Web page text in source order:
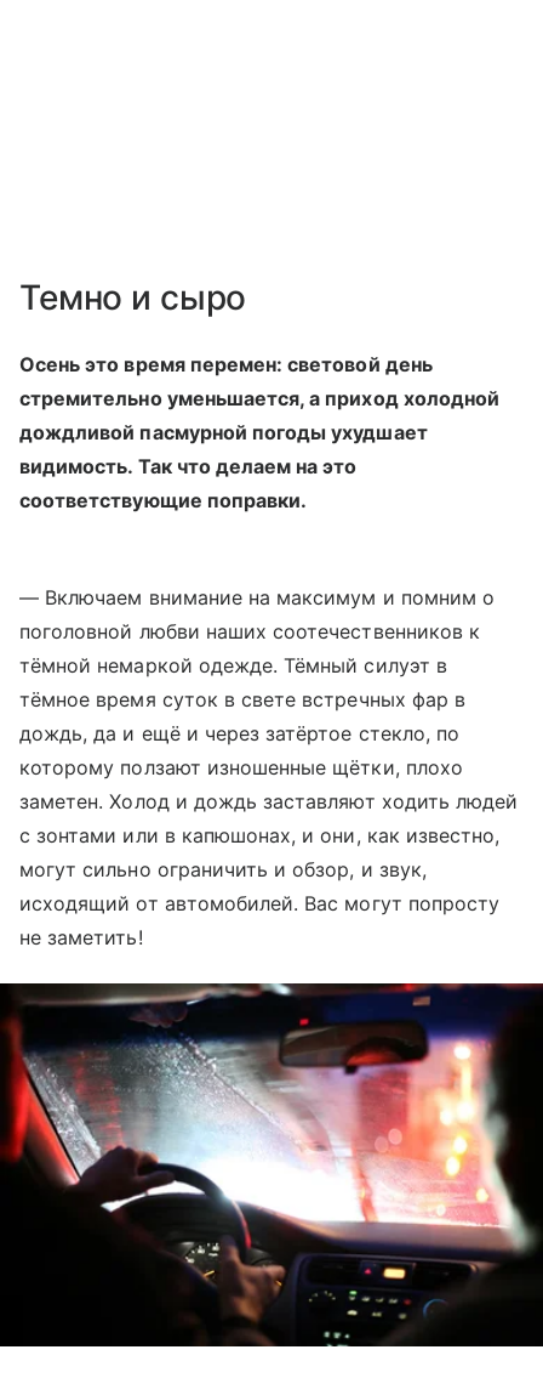
Темно и сыро
Осень это время перемен: световой день
стремительно уменьшается, а приход холодной
дождливой пасмурной погоды ухудшает
видимость. Так что делаем на это
соответствующие поправки.
— Включаем внимание на максимум и помним о
поголовной любви наших соотечественников к
тёмной немаркой одежде. Тёмный силуэт в
тёмное время суток в свете встречных фар в
дождь, да и ещё и через затёртое стекло, по
которому ползают изношенные щётки, плохо
заметен. Холод и дождь заставляют ходить людей
с зонтами или в капюшонах, и они, как известно,
могут сильно ограничить и обзор, и звук,
исходящий от автомобилей. Вас могут попросту
не заметить!